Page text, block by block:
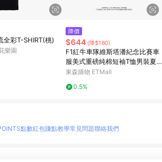
全彩T-SHIRT(桃)
樂園
降價
$644 (降$160)
F1紅牛車隊維斯塔潘紀念比賽車
服美式重磅純棉短袖T恤男裝夏寬
松
東森購物 ETMall
0.5%
點數紅包賺點教學常見問題聯絡我們